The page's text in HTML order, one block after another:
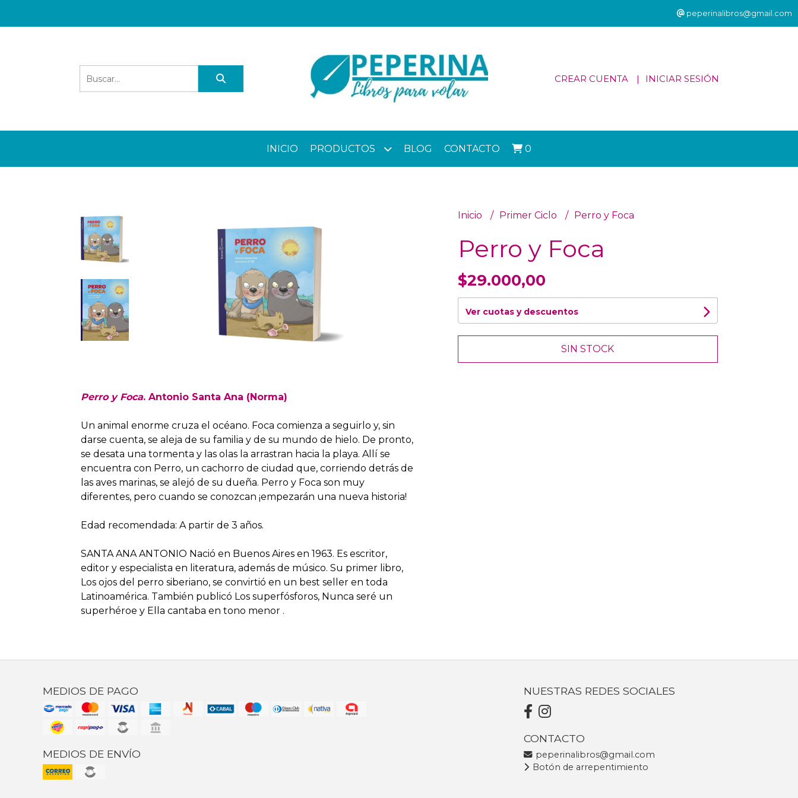
peperinalibros@gmail.com
CREAR CUENTA INICIAR SESIÓN
INICIO PRODUCTOS BLOG CONTACTO 0
Perro y Foca. Antonio Santa Ana (Norma)
Un animal enorme cruza el océano. Foca comienza a seguirlo y, sin
darse cuenta, se aleja de su familia y de su mundo de hielo. De pronto,
se desata una tormenta y las olas la arrastran hacia la playa. Allí se
encuentra con Perro, un cachorro de ciudad que, corriendo detrás de
las aves marinas, se alejó de su dueña. Perro y Foca son muy
diferentes, pero cuando se conozcan ¡empezarán una nueva historia!
Edad recomendada: A partir de 3 años.
SANTA ANA ANTONIO Nació en Buenos Aires en 1963. Es escritor,
editor y especialista en literatura, además de músico. Su primer libro,
Los ojos del perro siberiano, se convirtió en un best seller en toda
Latinoamérica. También publicó Los superfósforos, Nunca seré un
superhéroe y Ella cantaba en tono menor .
Inicio Primer Ciclo Perro y Foca
Perro y Foca
$29.000,00
Ver cuotas y descuentos
SIN STOCK
MEDIOS DE PAGO
MEDIOS DE ENVÍO
NUESTRAS REDES SOCIALES
CONTACTO
peperinalibros@gmail.com
Botón de arrepentimiento